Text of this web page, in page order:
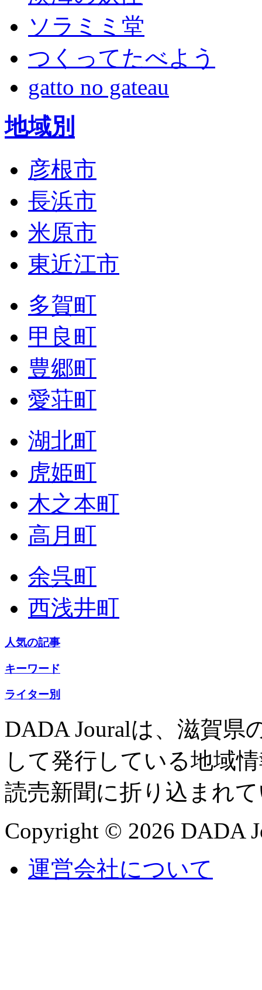
ソラミミ堂
つくってたべよう
gatto no gateau
地域別
彦根市
長浜市
米原市
東近江市
多賀町
甲良町
豊郷町
愛荘町
湖北町
虎姫町
木之本町
高月町
余呉町
西浅井町
人気の記事
キーワード
ライター別
DADA Jouralは、滋賀県
して発行している地域
読売新聞に折り込まれ
Copyright © 2026 DADA
運営会社について